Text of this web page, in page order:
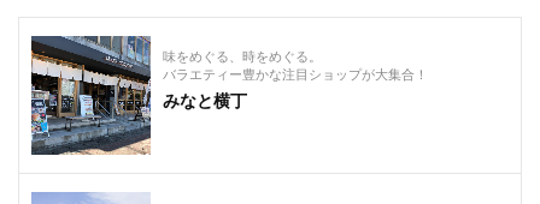
味をめぐる、時をめぐる。
バラエティー豊かな注目ショップが大集合！
みなと横丁